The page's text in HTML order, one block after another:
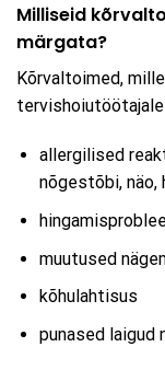
Milliseid
märgata?
Kõrvaltoimed,
allergilised
nõgestõbi,
muutused
kõhulahtisus
punased laigud